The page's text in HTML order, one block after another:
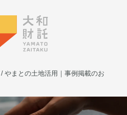
やまとの土地活用｜事例掲載のお